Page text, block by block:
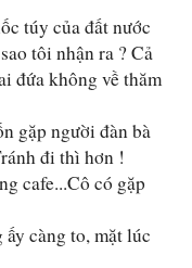
túy của đất nước
tôi nhận ra ? Cả
đứa không về thăm
gặp người đàn bà
đi thì hơn !
cafe...Cô có gặp
càng to, mặt lúc